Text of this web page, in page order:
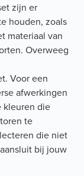
zijn er
houden, zoals
materiaal van
Overweeg
Voor een
afwerkingen
kleuren die
te
die niet
bij jouw